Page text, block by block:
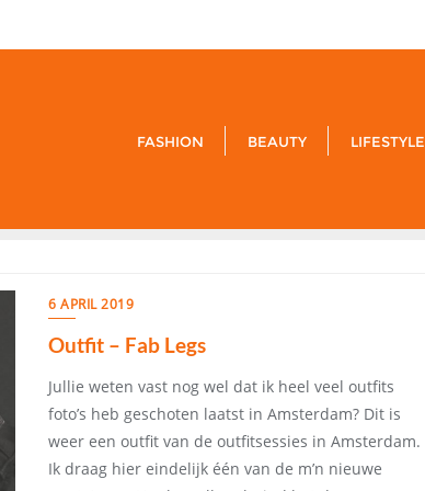
FASHION BEAUTY LIFESTYLE
6 APRIL 2019
Outfit – Fab Legs
Jullie weten vast nog wel dat ik heel veel outfits
foto’s heb geschoten laatst in Amsterdam? Dit is
weer een outfit van de outfitsessies in Amsterdam.
Ik draag hier eindelijk één van de m’n nieuwe